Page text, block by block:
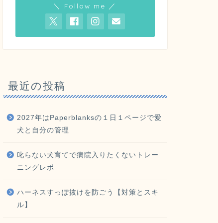
＼ Follow me ／
最近の投稿
2027年はPaperblanksの１日１ページで愛
犬と自分の管理
叱らない犬育てで病院入りたくないトレー
ニングレポ
ハーネスすっぽ抜けを防ごう【対策とスキ
ル】